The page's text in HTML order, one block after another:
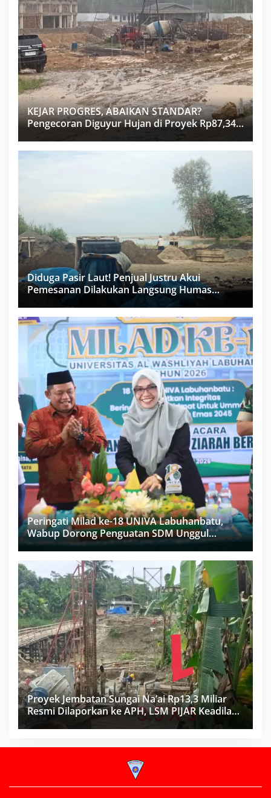
KEJAR PROGRES, ABAIKAN STANDAR?
Pengecoran Diguyur Hujan di Proyek Rp87,34
Miliar Sukma Nias, Konsultan, Pengawas dan
PPK Bungkam
Diduga Pasir Laut! Penjual Justru Akui
Pemesanan Dilakukan Langsung Humas
Peringati Milad ke-18 UNIVA Labuhanbatu,
Wabup Dorong Penguatan SDM Unggul
Menuju Indonesia Emas 2045
Proyek Jembatan Sungai Na’ai Rp13,3 Miliar
Resmi Dilaporkan ke APH, LSM PIJAR Keadilan
Ungkap Dugaan Penyimpangan Rp2,68 Miliar